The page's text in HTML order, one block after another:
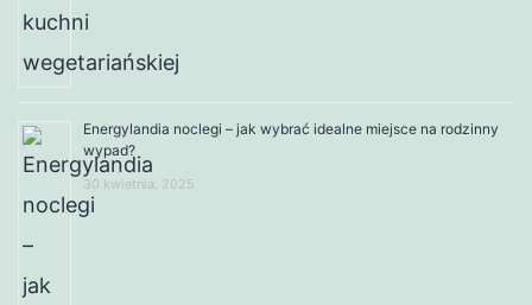
Energylandia noclegi – jak wybrać idealne miejsce na rodzinny
wypad?
30 kwietnia, 2025